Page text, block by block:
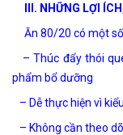
III. NHỮNG LỢI
Ăn 80/20 có một
– Thúc đẩy thói
phẩm bổ dưỡng
– Dễ thực hiện vì
– Không cần theo